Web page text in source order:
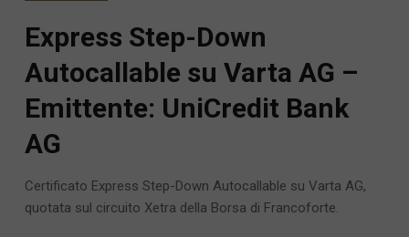
Express Step-Down
Autocallable su Varta AG –
Emittente: UniCredit Bank
AG
Certificato Express Step-Down Autocallable su Varta AG,
quotata sul circuito Xetra della Borsa di Francoforte.